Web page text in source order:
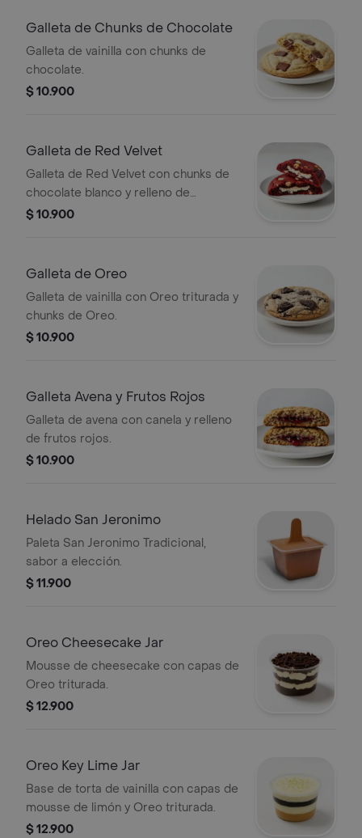
Galleta de Chunks de Chocolate
Galleta de vainilla con chunks de
chocolate.
$ 10.900
Galleta de Red Velvet
Galleta de Red Velvet con chunks de
chocolate blanco y relleno de
Cheesecake.
$ 10.900
Galleta de Oreo
Galleta de vainilla con Oreo triturada y
chunks de Oreo.
$ 10.900
Galleta Avena y Frutos Rojos
Galleta de avena con canela y relleno
de frutos rojos.
$ 10.900
Helado San Jeronimo
Paleta San Jeronimo Tradicional,
sabor a elección.
$ 11.900
Oreo Cheesecake Jar
Mousse de cheesecake con capas de
Oreo triturada.
$ 12.900
Oreo Key Lime Jar
Base de torta de vainilla con capas de
mousse de limón y Oreo triturada.
$ 12.900